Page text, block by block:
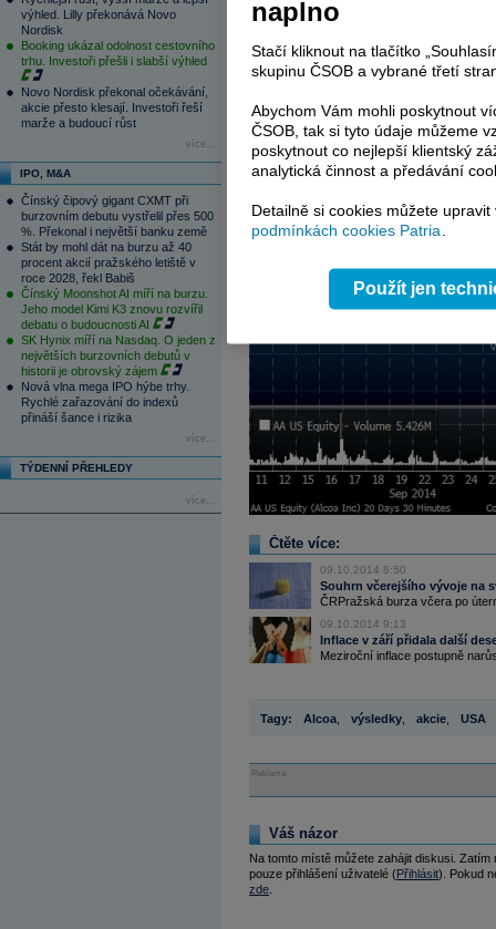
výhled. Lilly překonává Novo
Nordisk
Booking ukázal odolnost cestovního
trhu. Investoři přešli i slabší výhled
Novo Nordisk překonal očekávání,
akcie přesto klesají. Investoři řeší
marže a budoucí růst
více...
IPO, M&A
Čínský čipový gigant CXMT při
burzovním debutu vystřelil přes 500
%. Překonal i největší banku země
Stát by mohl dát na burzu až 40
procent akcií pražského letiště v
roce 2028, řekl Babiš
Čínský Moonshot AI míří na burzu.
Jeho model Kimi K3 znovu rozvířil
debatu o budoucnosti AI
SK Hynix míří na Nasdaq. O jeden z
největších burzovních debutů v
historii je obrovský zájem
Nová vlna mega IPO hýbe trhy.
Rychlé zařazování do indexů
přináší šance i rizika
více...
TÝDENNÍ PŘEHLEDY
více...
Motors Co. má v plánu vyrábět části
druhou nejvyšší marži po leteckém
vítaným růstovým potenciálem.
doporučovala držet a pouze 5 %
společnosti podle oslovených
ceně na trhu mohlo ukazovat na prostor
Čtěte více:
09.10.2014 8:50
Souhrn včerejšího vývoje na
ČRPražská burza včera po
09.10.2014 9:13
Inflace v září přidala další
Meziroční inflace postupně
Tagy: Alcoa výsledky akcie USA
Reklama
Váš názor
Na tomto místě můžete zahájit diskusi.
pouze přihlášení uživatelé (Přihlásit). Pokud
zde
naplno
Stačí kliknout na tlačítko
skupinu ČSOB a vybrané třetí
Abychom Vám mohli poskytnout
ČSOB, tak si tyto údaje můžeme
poskytnout co nejlepší klientský
analytická činnost a předávání
Detailně si cookies můžete
podmínkách cookies Patria.
Použít jen